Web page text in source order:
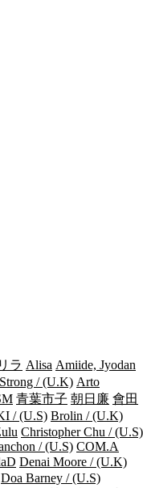
ラ Alisa Amiide, Jyodan
/ (U.K) Arto
青葉市子 朝日廉 會田
/ (U.S) Brolin / (U.K)
Christopher Chu / (U.S)
/ (U.S) COM.A
Denai Moore / (U.K)
Doa Barney / (U.S)